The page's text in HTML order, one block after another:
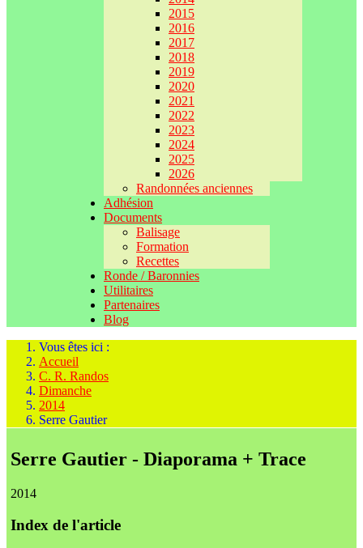
2015
2016
2017
2018
2019
2020
2021
2022
2023
2024
2025
2026
Randonnées anciennes
Adhésion
Documents
Balisage
Formation
Recettes
Ronde / Baronnies
Utilitaires
Partenaires
Blog
Vous êtes ici :
Accueil
C. R. Randos
Dimanche
2014
Serre Gautier
Serre Gautier - Diaporama + Trace
2014
Index de l'article